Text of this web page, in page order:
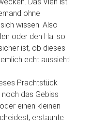
ohne
wissen. Also
oder den Hai so
ist, ob dieses
echt aussieht!
Prachtstück
noch das Gebiss
einen kleinen
erstaunte